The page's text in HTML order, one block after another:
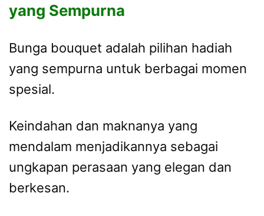
yang Sempurna
Bunga bouquet adalah pilihan hadiah
yang sempurna untuk berbagai momen
spesial.
Keindahan dan maknanya yang
mendalam menjadikannya sebagai
ungkapan perasaan yang elegan dan
berkesan.